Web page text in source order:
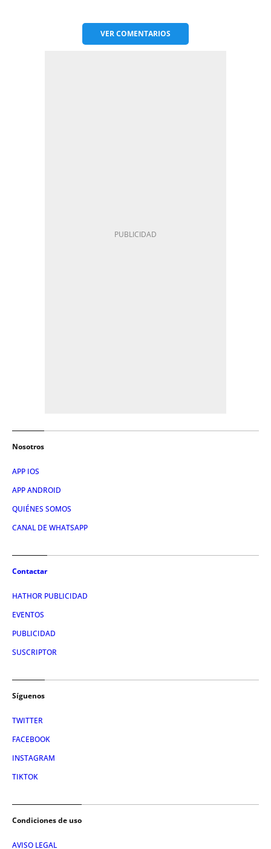
VERCOMENTARIOS
Nosotros
APP IOS
APP ANDROID
QUIÉNES SOMOS
CANAL DE WHATSAPP
Contactar
HATHOR PUBLICIDAD
EVENTOS
PUBLICIDAD
SUSCRIPTOR
Síguenos
TWITTER
FACEBOOK
INSTAGRAM
TIKTOK
Condiciones de uso
AVISO LEGAL